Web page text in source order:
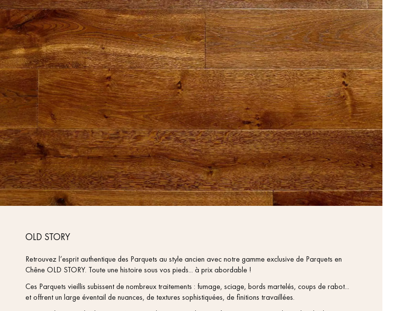
OLD STORY
Retrouvez l’esprit authentique des Parquets au style ancien avec notre gamme exclusive de Parquets en
Chêne OLD STORY. Toute une histoire sous vos pieds... à prix abordable !
Ces Parquets vieillis subissent de nombreux traitements : fumage, sciage, bords martelés, coups de rabot...
et offrent un large éventail de nuances, de textures sophistiquées, de finitions travaillées.